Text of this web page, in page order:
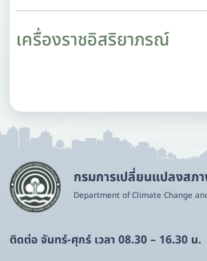
เครื่องราชอิสริยาภรณ์
กรมการเปลี่ยนแปลงสภ
Department of Climate Change
ติดต่อ จันทร์-ศุกร์ เวลา 08.30 – 16.30 น.